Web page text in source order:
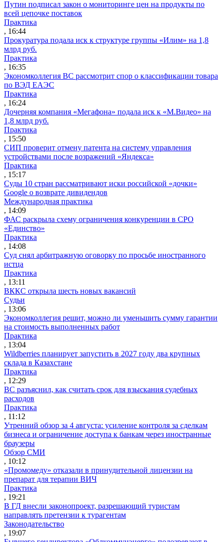
Путин подписал закон о мониторинге цен на продукты по
всей цепочке поставок
Практика
, 16:44
Прокуратура подала иск к структуре группы «Илим» на 1,8
млрд руб.
Практика
, 16:35
Экономколлегия ВС рассмотрит спор о классификации товара
по ВЭД ЕАЭС
Практика
, 16:24
Дочерняя компания «Мегафона» подала иск к «М.Видео» на
1,8 млрд руб.
Практика
, 15:50
СИП проверит отмену патента на систему управления
устройствами после возражений «Яндекса»
Практика
, 15:17
Суды 10 стран рассматривают иски российской «дочки»
Google о возврате дивидендов
Международная практика
, 14:09
ФАС раскрыла схему ограничения конкуренции в СРО
«Единство»
Практика
, 14:08
Суд снял арбитражную оговорку по просьбе иностранного
истца
Практика
, 13:11
ВККС открыла шесть новых вакансий
Судьи
, 13:06
Экономколлегия решит, можно ли уменьшить сумму гарантии
на стоимость выполненных работ
Практика
, 13:04
Wildberries планирует запустить в 2027 году два крупных
склада в Казахстане
Практика
, 12:29
ВС разъяснил, как считать срок для взыскания судебных
расходов
Практика
, 11:12
Утренний обзор за 4 августа: усиление контроля за сделкам
бизнеса и ограничение доступа к банкам через иностранные
браузеры
Обзор СМИ
, 10:12
«Промомеду» отказали в принудительной лицензии на
препарат для терапии ВИЧ
Практика
, 19:21
В ГД внесли законопроект, разрешающий туристам
направлять претензии к турагентам
Законодательство
, 19:07